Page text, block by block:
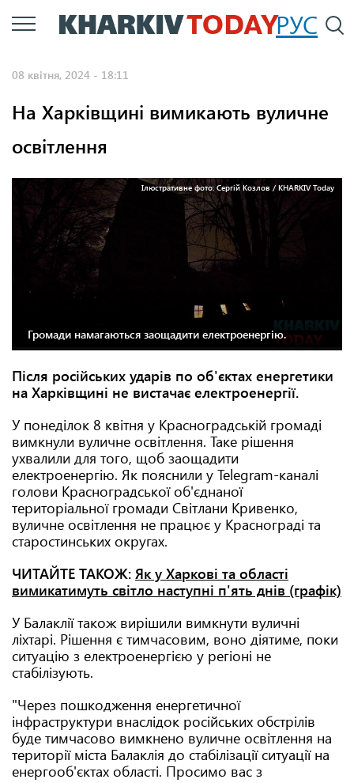
Перейти
до
РУС
08 квітня, 2024 - 18:11
На Харківщині вимикають вуличне
освітлення
Ілюстративне фото: Сергій Козлов / KHARKIV Today
Громади намагаються заощадити електроенергію.
Після російських ударів по об'єктах енергетики
на Харківщині не вистачає електроенергії.
У понеділок 8 квітня у Красноградській громаді
вимкнули вуличне освітлення. Таке рішення
ухвалили для того, щоб заощадити
електроенергію. Як пояснили у Telegram-каналі
голови Красноградської об'єднаної
територіальної громади Світлани Кривенко,
вуличне освітлення не працює у Краснограді та
старостинських округах.
ЧИТАЙТЕ ТАКОЖ: Як у Харкові та області
вимикатимуть світло наступні п'ять днів (графік)
У Балаклії також вирішили вимкнути вуличні
ліхтарі. Рішення є тимчасовим, воно діятиме, поки
ситуацію з електроенергією у регіоні не
стабілізують.
"Через пошкодження енергетичної
інфраструктури внаслідок російських обстрілів
буде тимчасово вимкнено вуличне освітлення на
території міста Балаклія до стабілізації ситуації на
енергооб'єктах області. Просимо вас з